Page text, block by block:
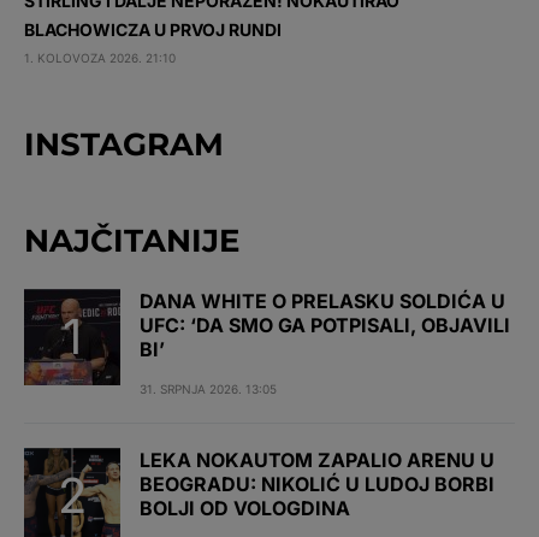
BLACHOWICZA U PRVOJ RUNDI
1. KOLOVOZA 2026. 21:10
INSTAGRAM
NAJČITANIJE
DANA WHITE O PRELASKU SOLDIĆA U
UFC: ‘DA SMO GA POTPISALI, OBJAVILI
BI’
31. SRPNJA 2026. 13:05
LEKA NOKAUTOM ZAPALIO ARENU U
BEOGRADU: NIKOLIĆ U LUDOJ BORBI
BOLJI OD VOLOGDINA